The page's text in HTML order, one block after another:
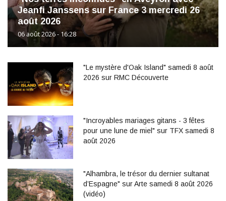
Jeanfi Janssens sur France 3 mercredi 26
août 2026
06 août 2026 - 16:28
"Le mystère d'Oak Island" samedi 8 août
2026 sur RMC Découverte
"Incroyables mariages gitans - 3 fêtes
pour une lune de miel" sur TFX samedi 8
août 2026
"Alhambra, le trésor du dernier sultanat
d’Espagne" sur Arte samedi 8 août 2026
(vidéo)